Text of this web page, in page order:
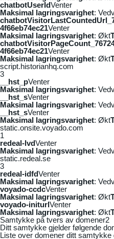
chatbotUserIdVenter
Maksimal lagringsvarighet:
4f66eb74ec21Venter
Maksimal lagringsvarighet: Økt
4f66eb74ec21Venter
Maksimal lagringsvarighet: Økt
script.historianhq.com
3
__hst_pVenter
Maksimal lagringsvarighet:
__hst_sVenter
Maksimal lagringsvarighet:
__hst_sVenter
Maksimal lagringsvarighet: Økt
static.onsite.voyado.com
1
redeal-lvdVenter
Maksimal lagringsvarighet:
static.redeal.se
3
redeal-idfdVenter
Maksimal lagringsvarighet:
voyado-ccdcVenter
Maksimal lagringsvarighet: Økt
voyado-initurlVenter
Maksimal lagringsvarighet: Økt
Samtykke på tvers av domener2
Ditt samtykke gjelder følgende
Liste over domener ditt samtykke